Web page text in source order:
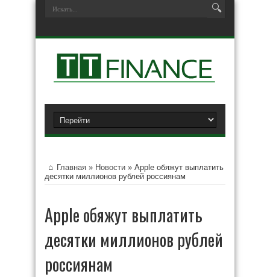
Главная » Новости » Apple обяжут выплатить
десятки миллионов рублей россиянам
Apple обяжут выплатить
десятки миллионов рублей
россиянам